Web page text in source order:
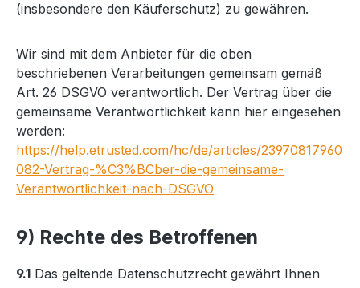
(insbesondere den Käuferschutz) zu gewähren.
Wir sind mit dem Anbieter für die oben
beschriebenen Verarbeitungen gemeinsam gemäß
Art. 26 DSGVO verantwortlich. Der Vertrag über die
gemeinsame Verantwortlichkeit kann hier eingesehen
werden:
https://help.etrusted.com/hc/de/articles/23970817960
082-Vertrag-%C3%BCber-die-gemeinsame-
Verantwortlichkeit-nach-DSGVO
9) Rechte des Betroffenen
9.1 Das geltende Datenschutzrecht gewährt Ihnen